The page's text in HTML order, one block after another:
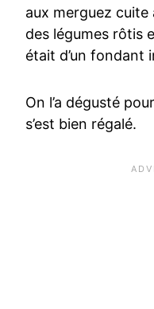
aux merguez
des légumes rôtis
était d’un fondant
On l’a dégusté
s’est bien régalé.